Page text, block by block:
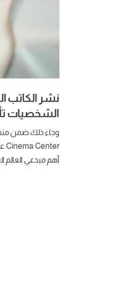
نشر الكاتب
الشخصيات
أهم مبدعي العالم